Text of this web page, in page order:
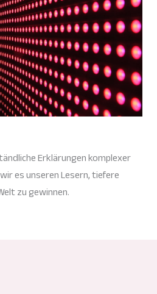
Erklärungen komplexer
es unseren Lesern, tiefere
zu gewinnen.